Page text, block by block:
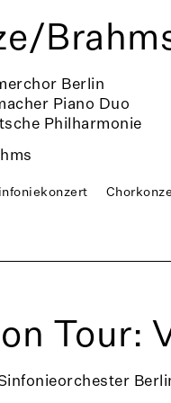
Berlin
Piano Duo
Philharmonie
Tour: